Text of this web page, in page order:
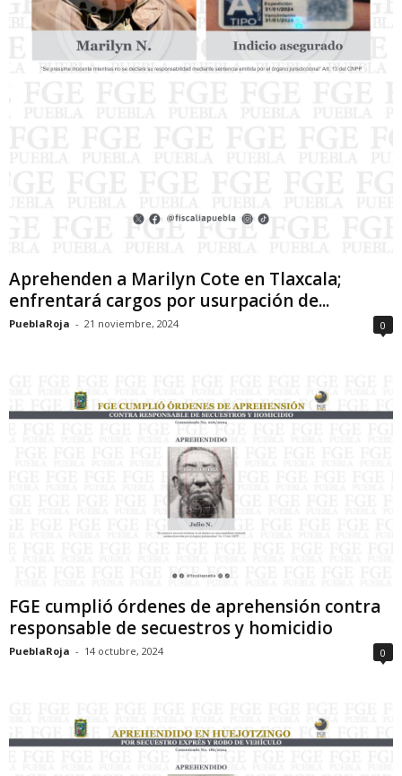
Aprehenden a Marilyn Cote en Tlaxcala;
enfrentará cargos por usurpación de...
PueblaRoja - 21 noviembre, 2024 0
FGE cumplió órdenes de aprehensión contra
responsable de secuestros y homicidio
PueblaRoja - 14 octubre, 2024 0